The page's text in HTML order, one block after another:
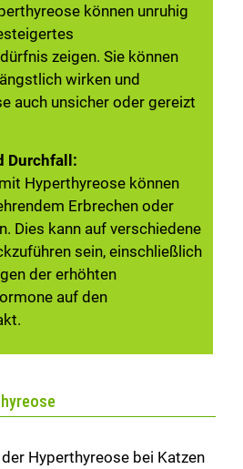
können unruhig
zeigen. Sie können
wirken und
auch unsicher oder gereizt
Durchfall:
Hyperthyreose können
Erbrechen oder
Dies kann auf verschiedene
sein, einschließlich
der erhöhten
auf den
Hyperthyreose bei Katzen